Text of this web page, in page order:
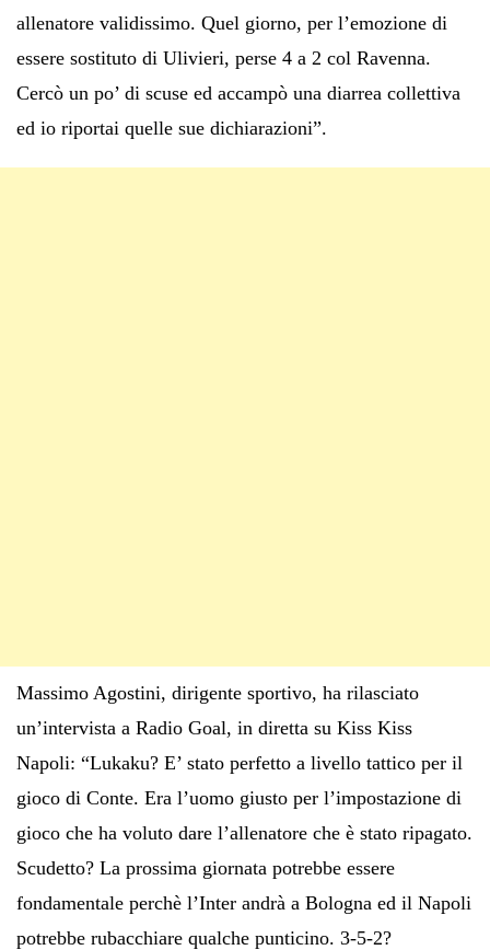
allenatore validissimo. Quel giorno, per l’emozione di
essere sostituto di Ulivieri, perse 4 a 2 col Ravenna.
Cercò un po’ di scuse ed accampò una diarrea collettiva
ed io riportai quelle sue dichiarazioni”.
Massimo Agostini, dirigente sportivo, ha rilasciato
un’intervista a Radio Goal, in diretta su Kiss Kiss
Napoli: “Lukaku? E’ stato perfetto a livello tattico per il
gioco di Conte. Era l’uomo giusto per l’impostazione di
gioco che ha voluto dare l’allenatore che è stato ripagato.
Scudetto? La prossima giornata potrebbe essere
fondamentale perchè l’Inter andrà a Bologna ed il Napoli
potrebbe rubacchiare qualche punticino. 3-5-2?